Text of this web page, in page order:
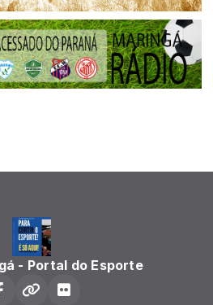
- Portal do Esporte